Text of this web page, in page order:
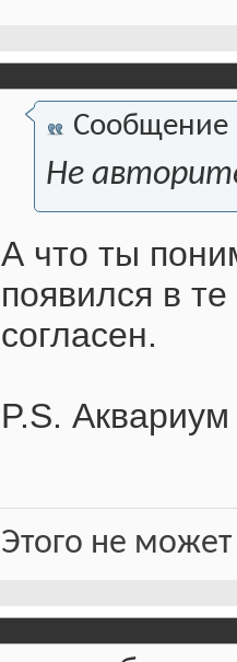
Сообщение
Не
А что ты
появился в
согласен.
P.S.
Этого не